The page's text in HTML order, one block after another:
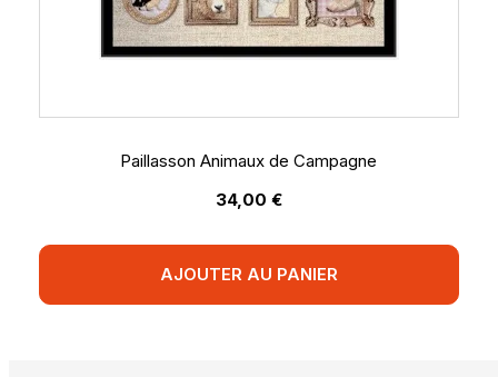
Paillasson Animaux de Campagne
34,00 €
AJOUTER AU PANIER